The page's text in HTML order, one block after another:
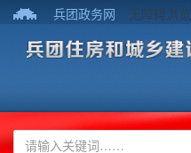
兵团政务网 无障碍浏览